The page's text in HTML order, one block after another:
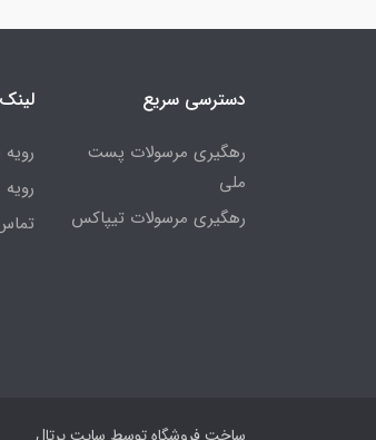
دسترسی سریع
رهگیری مرسولات پست
ملی
رهگیری مرسولات تیپاکس